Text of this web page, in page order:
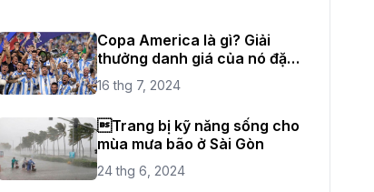
Copa America là gì? Giải
thưởng danh giá của nó đặc
biệt như thế nào?
16 thg 7, 2024
Trang bị kỹ năng sống cho
mùa mưa bão ở Sài Gòn
24 thg 6, 2024